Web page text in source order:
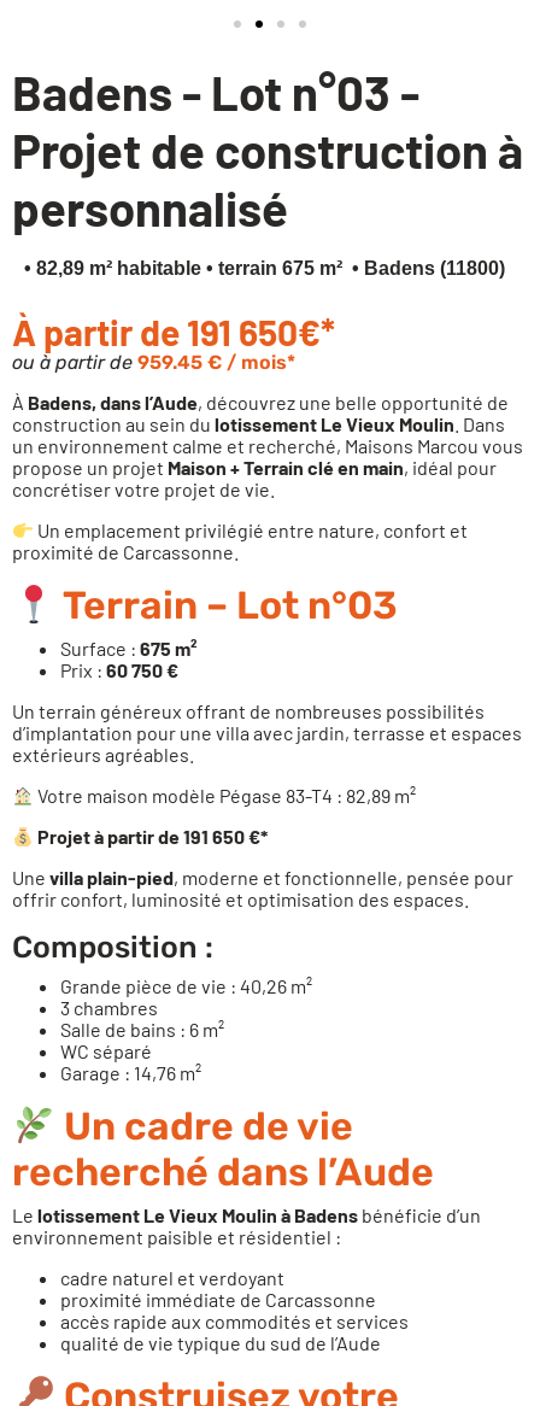
Badens - Lot n°03 -
Projet de construction à
personnalisé
• 82,89 m² habitable • terrain 675 m² • Badens (11800)
À partir de 191 650€*
ou à partir de 959.45 € / mois*
À Badens, dans l’Aude, découvrez une belle opportunité de
construction au sein du lotissement Le Vieux Moulin . Dans
un environnement calme et recherché, Maisons Marcou vous
propose un projet Maison + Terrain clé en main, idéal pour
concrétiser votre projet de vie.
Un emplacement privilégié entre nature, confort et
proximité de Carcassonne.
Terrain – Lot n°03
Surface : 675 m²
Prix : 60 750 €
Un terrain généreux offrant de nombreuses possibilités
d’implantation pour une villa avec jardin, terrasse et espaces
extérieurs agréables.
Votre maison modèle Pégase 83-T4 : 82,89 m²
Projet à partir de 191 650 €*
Une villa plain-pied, moderne et fonctionnelle, pensée pour
offrir confort, luminosité et optimisation des espaces.
Composition :
Grande pièce de vie : 40,26 m²
3 chambres
Salle de bains : 6 m²
WC séparé
Garage : 14,76 m²
Un cadre de vie
recherché dans l’Aude
Le lotissement Le Vieux Moulin à Badens bénéficie d’un
environnement paisible et résidentiel :
cadre naturel et verdoyant
proximité immédiate de Carcassonne
accès rapide aux commodités et services
qualité de vie typique du sud de l’Aude
Construisez votre